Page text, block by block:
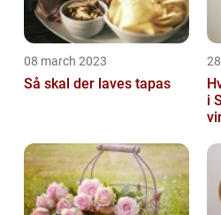
08 march 2023
Så skal der laves tapas
i